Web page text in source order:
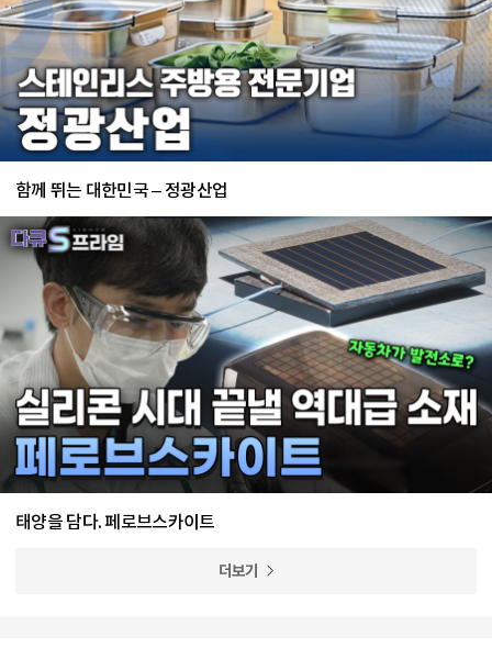
함께 뛰는 대한민국 – 정광산업
태양을 담다. 페로브스카이트
더보기